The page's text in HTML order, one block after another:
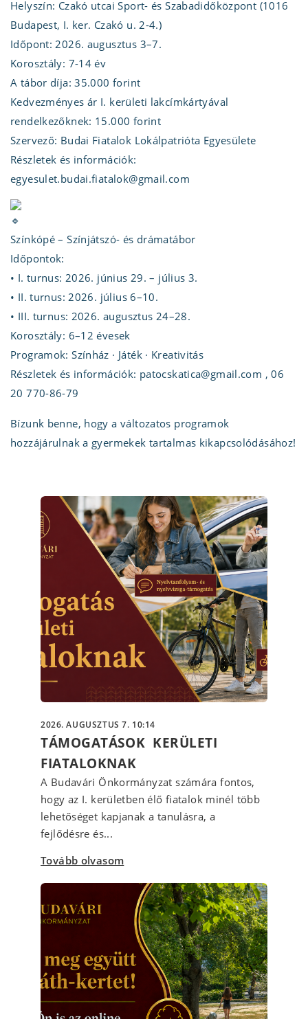
Helyszín: Czakó utcai Sport- és Szabadidőközpont (1016
Budapest, I. ker. Czakó u. 2-4.)
Időpont: 2026. augusztus 3–7.
Korosztály: 7-14 év
A tábor díja: 35.000 forint
Kedvezményes ár I. kerületi lakcímkártyával
rendelkezőknek: 15.000 forint
Szervező: Budai Fiatalok Lokálpatrióta Egyesülete
Részletek és információk:
egyesulet.budai.fiatalok@gmail.com
Színkópé – Színjátszó- és drámatábor
Időpontok:
• I. turnus: 2026. június 29. – július 3.
• II. turnus: 2026. július 6–10.
• III. turnus: 2026. augusztus 24–28.
Korosztály: 6–12 évesek
Programok: Színház · Játék · Kreativitás
Részletek és információk: patocskatica@gmail.com , 06
20 770-86-79
Bízunk benne, hogy a változatos programok
hozzájárulnak a gyermekek tartalmas kikapcsolódásához!
2026. AUGUSZTUS 7. 10:14
TÁMOGATÁSOK KERÜLETI
FIATALOKNAK
A Budavári Önkormányzat számára fontos,
hogy az I. kerületben élő fiatalok minél több
lehetőséget kapjanak a tanulásra, a
fejlődésre és...
Tovább olvasom